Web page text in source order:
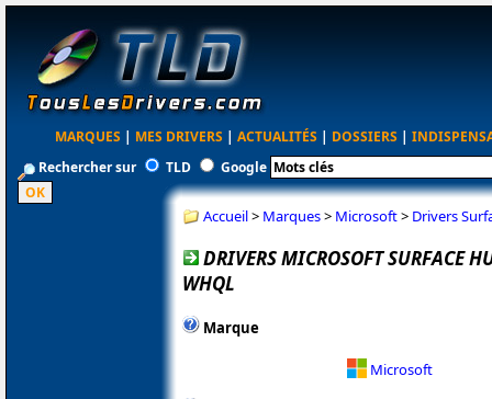
MARQUES | MES DRIVERS | ACTUALITÉS | DOSSIERS |
Rechercher sur
TLD Google
Accueil> Marques> Microsoft> Drivers
DRIVERS MICROSOFT SURFACE
WHQL
Marque
Microsoft